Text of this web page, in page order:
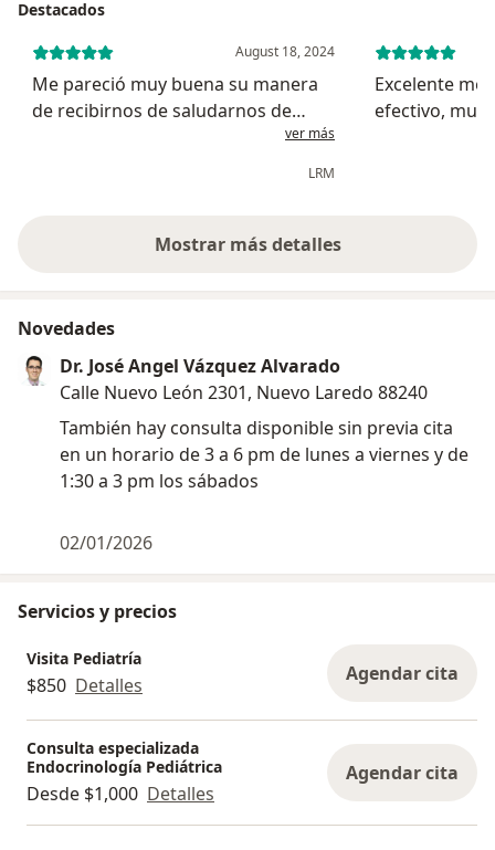
Estoy certificado por el Consejo Mexicano de
Certificación en Pediatría y por el Consejo Mexicano de
Endocrinología. y actualmente soy miembro de la
Sociedad Mexicana de Endocrinología Pediátrica y de
Me apasiona mi trabajo y me dedico mucho a mis
pacientes para que siempre reciban la mejor atención.
Estoy para servirte.
Destacados
August 18, 2024
Me pareció muy buena su manera
de recibirnos de saludarnos de
presentarse de explicar nuestraver más
LRM
Excelente
efectivo, muy
Mostrar más detalles
sobre la experiencia
Novedades
Dr. José Angel Vázquez Alvarado
Calle Nuevo León 2301, Nuevo Laredo 88240
También hay consulta disponible sin previa cita
en un horario de 3 a 6 pm de lunes a viernes y de
1:30 a 3 pm los sábados
02/01/2026
Servicios y precios
Visita Pediatría
$850 Detalles Agendar cita
Consulta especializada
Endocrinología Pediátrica
Desde $1,000 Detalles
Agendar cita